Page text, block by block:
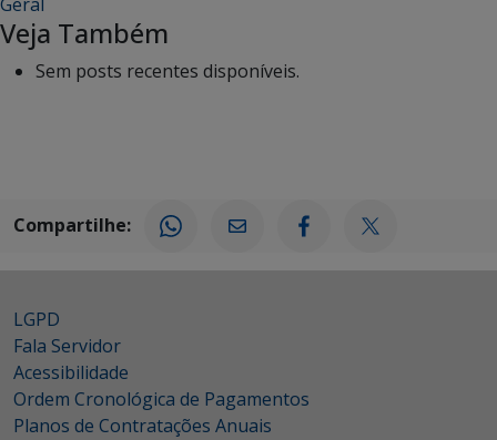
Veja Também
Sem posts recentes disponíveis.
Compartilhe:
LGPD
Fala Servidor
Acessibilidade
Ordem Cronológica de Pagamentos
Planos de Contratações Anuais